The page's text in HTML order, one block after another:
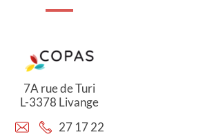
7A rue de Turi
L-3378 Livange
27 17 22